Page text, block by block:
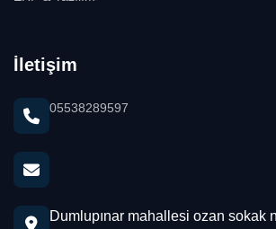
İletişim
05538289597
Dumlupınar mahallesi ozan sokak